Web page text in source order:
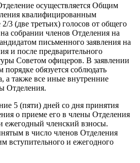
осуществляется Общим
квалифицированным
3 (две третьих) голосов от общего
собрании членов Отделения на
письменного заявления на
и после предварительного
Советом офицеров. В заявлении
порядке обязуется соблюдать
а также все иные внутренние
Отделения.
5 (пяти) дней со дня принятия
о приеме его в члены Отделения
ежегодный членский взносы.
в число членов Отделения
вступительного и ежегодного